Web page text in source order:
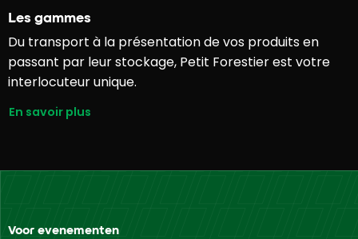
Les gammes
Du transport à la présentation de vos produits en
passant par leur stockage, Petit Forestier est votre
interlocuteur unique.
En savoir plus
Voor evenementen